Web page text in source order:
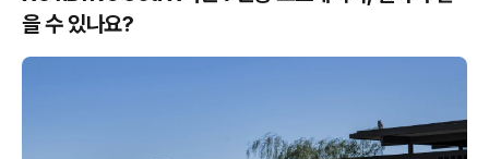
을 수 있나요?